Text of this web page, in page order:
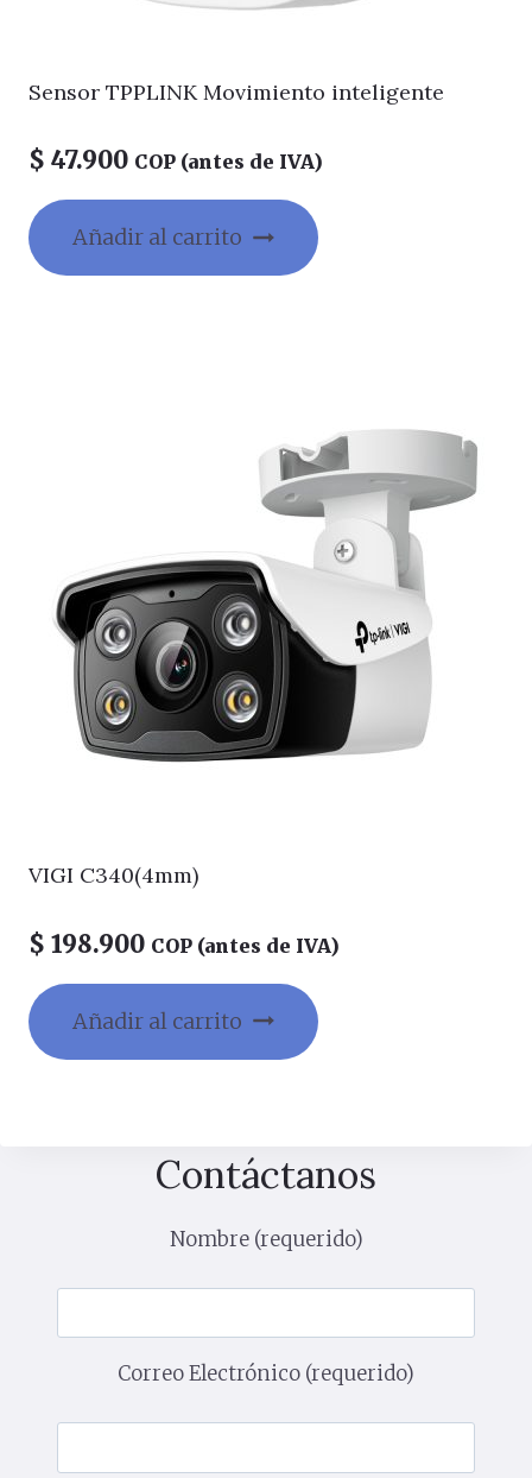
Sensor TPPLINK Movimiento inteligente
$ 47.900 COP (antes de IVA)
Añadir al carrito
VIGI C340(4mm)
$ 198.900 COP (antes de IVA)
Añadir al carrito
Contáctanos
Nombre (requerido)
Correo Electrónico (requerido)